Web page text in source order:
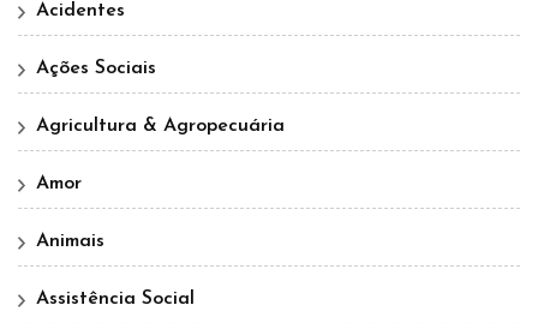
Acidentes
Ações Sociais
Agricultura & Agropecuária
Amor
Animais
Assistência Social